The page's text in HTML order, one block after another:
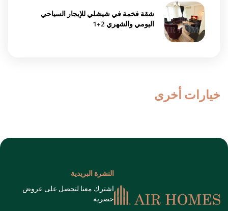
شقة فخمة في شيشلي للإيجار السياحي
اليومي والشهري 2+1
خيارات أخرى
النشرة البريدية
اشترك معنا لتحصل على عروض
حصرية